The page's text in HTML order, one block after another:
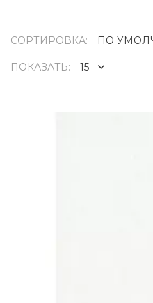
СОРТИРОВКА:
ПОКАЗАТЬ: